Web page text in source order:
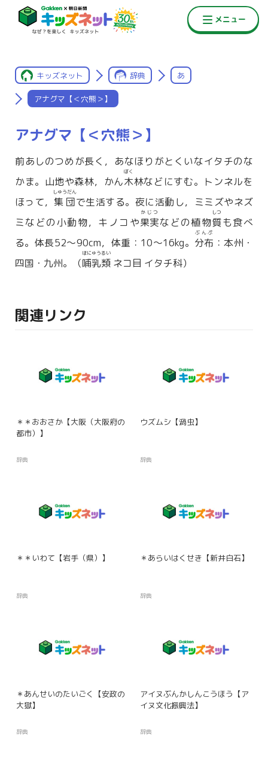
キッズネット 辞典 あ
アナグマ【＜穴熊＞】
アナグマ【＜穴熊＞】
前あしのつめが長く，あなほりがとくいなイタチのな
かま。山地や森林，かん木
ぼく
林などにすむ。トンネルを
ほって， 集団
しゅうだん
で生活する。夜に活動し，ミミズやネズ
ミなどの小動物，キノコや果実
かじつ
などの植物質
しつ
も食べ
る。体長52〜90cm，体重：10〜16kg。 分布
ぶんぷ
：本州・
四国・九州。（哺乳類
ほにゅうるい
ネコ目 イタチ科）
関連リンク
＊＊おおさか【大阪（大阪府の
都市）】
辞典
ウズムシ【渦虫】
辞典
＊＊いわて【岩手（県）】
辞典
＊あらいはくせき【新井白石】
辞典
＊あんせいのたいごく【安政の
大獄】
辞典
アイヌぶんかしんこうほう【ア
イヌ文化振興法】
辞典